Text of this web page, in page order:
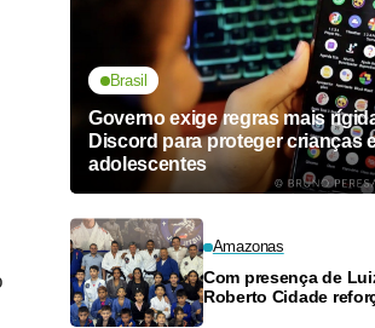
Brasil
Governo exige regras mais
Discord para proteger crianças
adolescentes
Amazonas
Com presença de
Roberto Cidade